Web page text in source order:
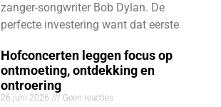
zanger-songwriter Bob Dylan. De
perfecte investering want dat eerste
Hofconcerten leggen focus op
ontmoeting, ontdekking en
ontroering
26 juni 2026 Geen reacties